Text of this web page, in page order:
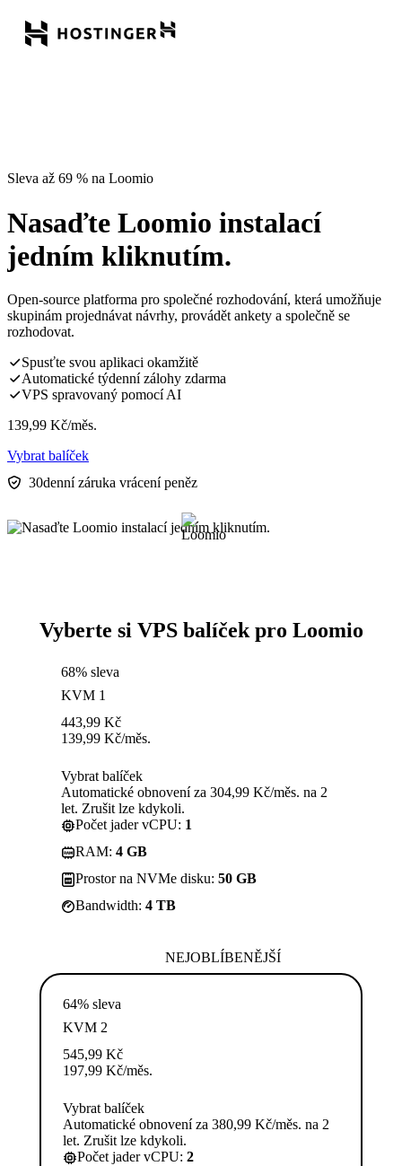
Sleva až 69 % na Loomio
Nasaďte Loomio instalací
jedním kliknutím.
Open-source platforma pro společné rozhodování, která umožňuje
skupinám projednávat návrhy, provádět ankety a společně se
rozhodovat.
Spusťte svou aplikaci okamžitě
Automatické týdenní zálohy zdarma
VPS spravovaný pomocí AI
139,99 Kč/měs.
Vybrat balíček
30denní záruka vrácení peněz
Vyberte si VPS balíček pro Loomio
68% sleva
KVM 1
443,99 Kč
139,99 Kč/měs.
Vybrat balíček
Automatické obnovení za 304,99 Kč/měs. na 2
let. Zrušit lze kdykoli.
Počet jader vCPU: 1
RAM: 4 GB
Prostor na NVMe disku: 50 GB
Bandwidth: 4 TB
NEJOBLÍBENĚJŠÍ
64% sleva
KVM 2
545,99 Kč
197,99 Kč/měs.
Vybrat balíček
Automatické obnovení za 380,99 Kč/měs. na 2
let. Zrušit lze kdykoli.
Počet jader vCPU: 2